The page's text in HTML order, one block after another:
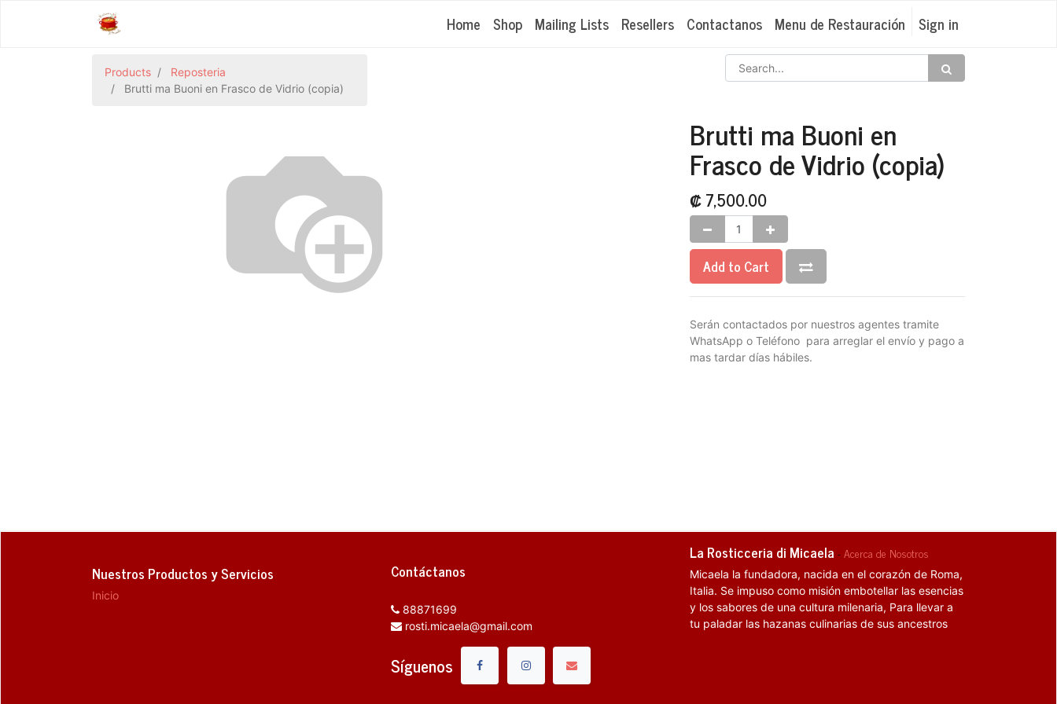
Home Shop Mailing Lists Resellers Contactanos Menu de Restauración Sign in
Products
Reposteria
Brutti ma Buoni en Frasco de Vidrio (copia)
Brutti ma Buoni en
Frasco de Vidrio (copia)
₡7,500.00
Add to Cart
Serán contactados por nuestros agentes tramite
WhatsApp o Teléfono para arreglar el envío y pago a
mas tardar días hábiles.
Nuestros Productos y Servicios
Inicio
Contáctanos
88871699
rosti.micaela@gmail.com
Síguenos
La Rosticceria di Micaela -Acerca de Nosotros
Micaela la fundadora, nacida en el corazón de Roma,
Italia. Se impuso como misión embotellar las esencias
y los sabores de una cultura milenaria, Para llevar a
tu paladar las hazanas culinarias de sus ancestros